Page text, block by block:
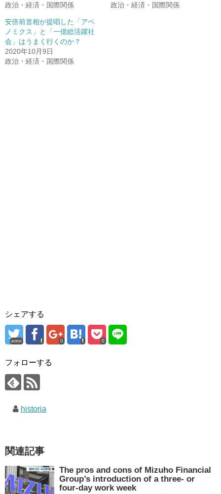
政治・経済・国際関係
政治・経済・国際関係
安倍前首相が提唱した「アベ
ノミクス」と「一億総活躍社
会」はうまく行くのか？
2020年10月9日
政治・経済・国際関係
シェアする
error 0 0
フォローする
historia
関連記事
The pros and cons of Mizuho Financial
Group’s introduction of a three- or
four-day work week